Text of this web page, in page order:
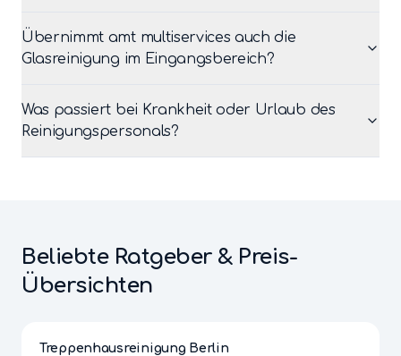
Übernimmt amt multiservices auch die
Glasreinigung im Eingangsbereich?
Was passiert bei Krankheit oder Urlaub des
Reinigungspersonals?
Beliebte Ratgeber & Preis-
Übersichten
Treppenhausreinigung Berlin